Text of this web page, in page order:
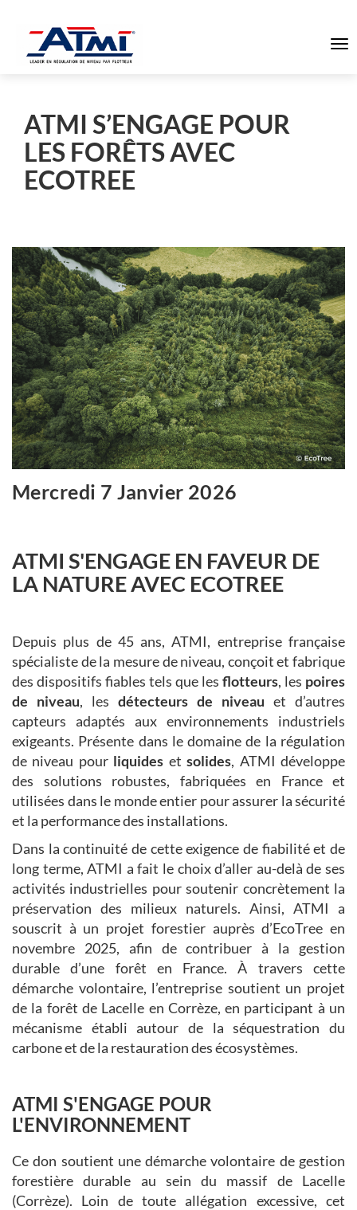
ATMI S’ENGAGE POUR
LES FORÊTS AVEC
ECOTREE
Mercredi 7 Janvier 2026
ATMI S'ENGAGE EN FAVEUR DE
LA NATURE AVEC ECOTREE
Depuis plus de 45 ans, ATMI, entreprise française
spécialiste de la mesure de niveau, conçoit et fabrique
des dispositifs fiables tels que les flotteurs, les poires
de niveau, les détecteurs de niveau et d’autres
capteurs adaptés aux environnements industriels
exigeants. Présente dans le domaine de la régulation
de niveau pour liquides etsolides, ATMI développe
des solutions robustes, fabriquées en France et
utilisées dans le monde entier pour assurer la sécurité
et la performance des installations.
Dans la continuité de cette exigence de fiabilité et de
long terme, ATMI a fait le choix d’aller au-delà de ses
activités industrielles pour soutenir concrètement la
préservation des milieux naturels. Ainsi, ATMI a
souscrit à un projet forestier auprès d’EcoTree en
novembre 2025, afin de contribuer à la gestion
durable d’une forêt en France. À travers cette
démarche volontaire, l’entreprise soutient un projet
de la forêt de Lacelle en Corrèze, en participant à un
mécanisme établi autour de la séquestration du
carbone et de la restauration des écosystèmes.
ATMI S'ENGAGE POUR
L'ENVIRONNEMENT
Ce don soutient une démarche volontaire de gestion
forestière durable au sein du massif de Lacelle
(Corrèze). Loin de toute allégation excessive, cet